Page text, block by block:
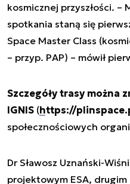
kosmicznej przyszłości. –
spotkania staną się
Space Master Class
– przyp. PAP) – mówił
Szczegóły trasy można
IGNIS (https://
społecznościowych
Dr Sławosz Uznański-
projektowym ESA, drugim